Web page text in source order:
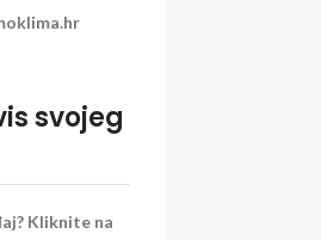
svojeg
Kliknite na